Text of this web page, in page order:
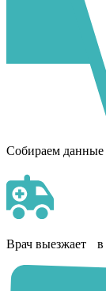
Собираем
Врач выезжает в